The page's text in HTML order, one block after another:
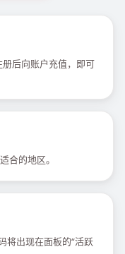
后向账户充值，即可
合的地区。
将出现在面板的“活跃